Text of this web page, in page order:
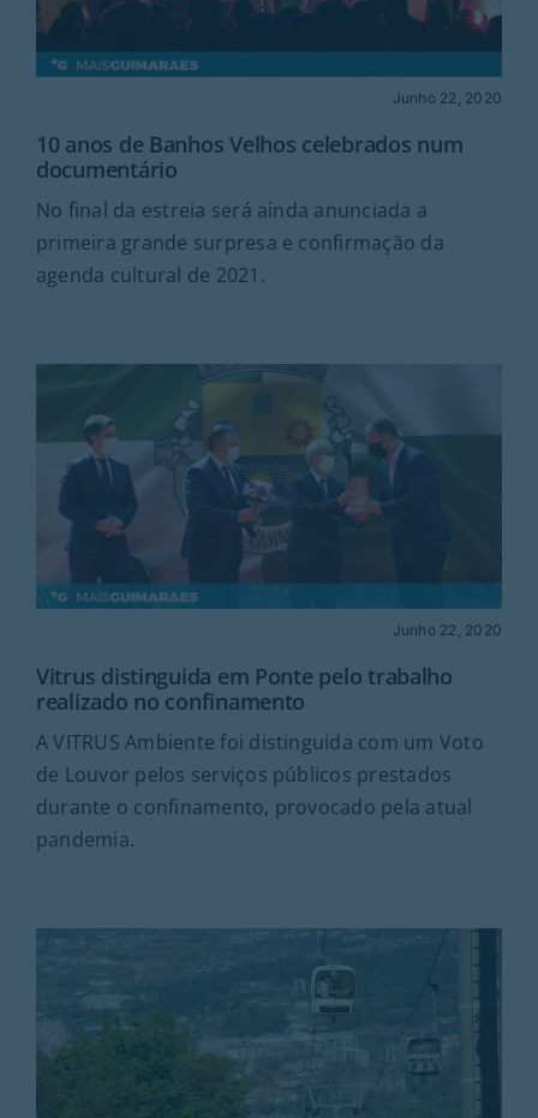
Junho 22, 2020
10 anos de Banhos Velhos celebrados num
documentário
No final da estreia será ainda anunciada a
primeira grande surpresa e confirmação da
agenda cultural de 2021.
Junho 22, 2020
Vitrus distinguida em Ponte pelo trabalho
realizado no confinamento
A VITRUS Ambiente foi distinguida com um Voto
de Louvor pelos serviços públicos prestados
durante o confinamento, provocado pela atual
pandemia.